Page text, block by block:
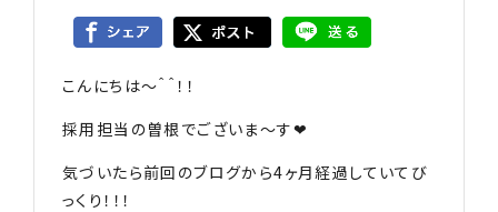
こんにちは〜＾＾！！
採用担当の曽根でございま〜す❤︎
気づいたら前回のブログから4ヶ月経過していてび
っくり！！！